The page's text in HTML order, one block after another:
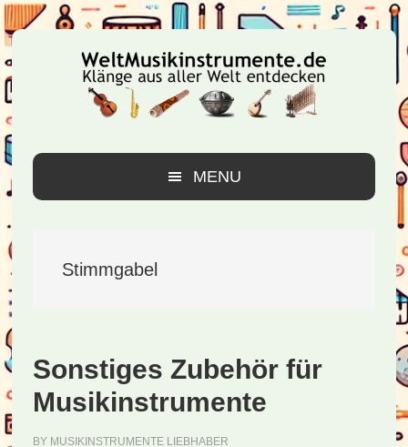
Zur
Hauptnavigation
springen
Zum
Inhalt
springen
Zur
Seitenspalte
springen
MENU
Stimmgabel
Sonstiges Zubehör für
Musikinstrumente
BY MUSIKINSTRUMENTE LIEBHABER